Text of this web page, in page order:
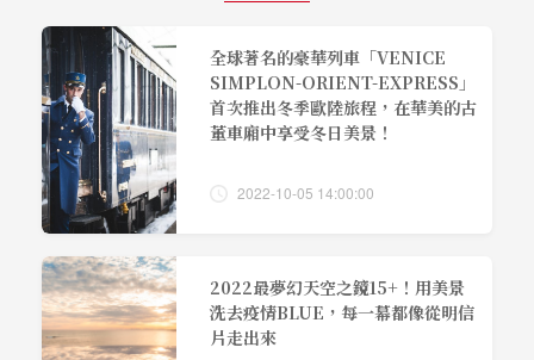
全球著名的豪華列車「VENICE
SIMPLON-ORIENT-EXPRESS」
首次推出冬季歐陸旅程，在華美的古
董車廂中享受冬日美景！
2022-10-05 14:00:00
2022最夢幻天空之鏡15+！用美景
洗去疫情BLUE，每一幕都像從明信
片走出來